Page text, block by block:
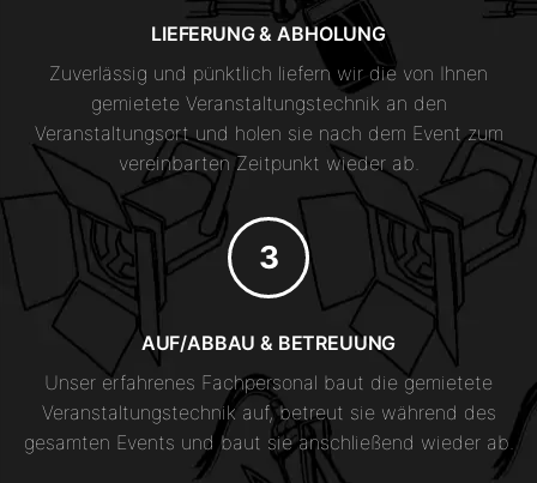
LIEFERUNG & ABHOLUNG
Zuverlässig und pünktlich liefern wir die von Ihnen
gemietete Veranstaltungstechnik an den
Veranstaltungsort und holen sie nach dem Event zum
vereinbarten Zeitpunkt wieder ab.
AUF/ABBAU & BETREUUNG
Unser erfahrenes Fachpersonal baut die gemietete
Veranstaltungstechnik auf, betreut sie während des
gesamten Events und baut sie anschließend wieder ab.